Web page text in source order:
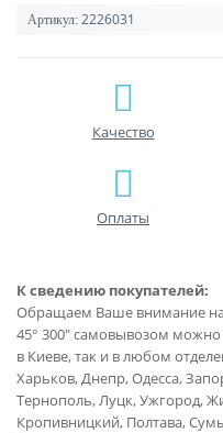
Артикул: 2226031
Качество
Оплаты
К сведению покупателей:
Обращаем Ваше внимание
45° 300" самовывозом
в Киеве, так и в любом
Харьков, Днепр, Одесса,
Тернополь, Луцк, Ужгород,
Кропивницкий, Полтава,